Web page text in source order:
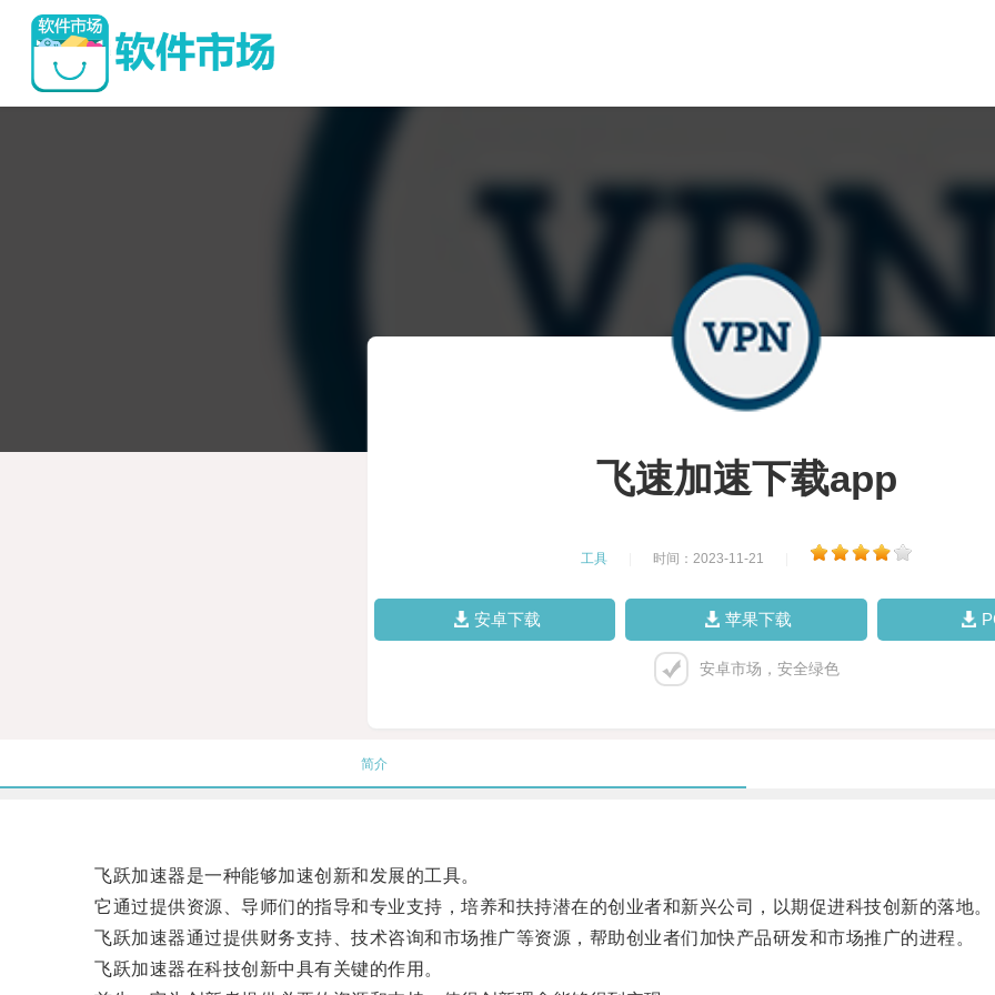
飞速加速下载app
工具 时间：2023-11-21
安卓下载 苹果下载
安卓市场，安全绿色
简介
飞跃加速器是一种能够加速创新和发展的工具。
它通过提供资源、导师们的指导和专业支持，培养和扶持潜在的创业者和新兴公司，以期促进科技创新的落地。
飞跃加速器通过提供财务支持、技术咨询和市场推广等资源，帮助创业者们加快产品研发和市场推广的进程。
飞跃加速器在科技创新中具有关键的作用。